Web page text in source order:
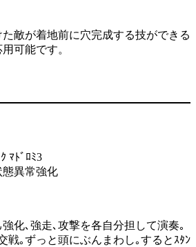
敵が着地前に穴完成する技ができる
可能です。
ﾏﾄﾞﾛﾐ3
態異常強化
化､強走､攻撃を各自分担して演奏｡
戦｡ずっと頭にぶんまわし｡するとｽﾀﾝ